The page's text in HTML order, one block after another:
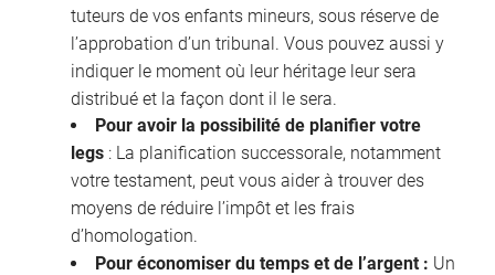
tuteurs de vos enfants mineurs, sous réserve de
l’approbation d’un tribunal. Vous pouvez aussi y
indiquer le moment où leur héritage leur sera
distribué et la façon dont il le sera.
Pour avoir la possibilité de planifier votre
legs : La planification successorale, notamment
votre testament, peut vous aider à trouver des
moyens de réduire l’impôt et les frais
d’homologation.
Pour économiser du temps et de l’argent : Un